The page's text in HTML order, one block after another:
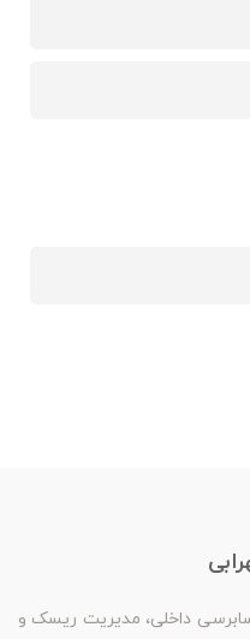
حسابرسی داخلی، مدیریت ریسک و